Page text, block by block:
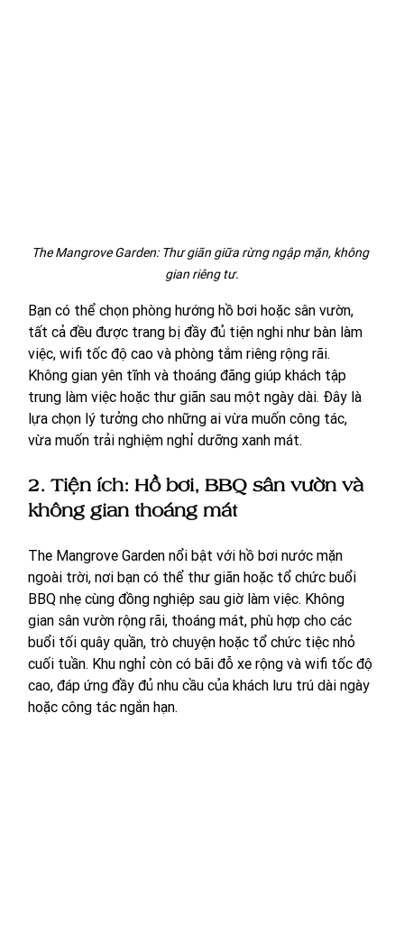
The Mangrove Garden: Thư giãn giữa rừng ngập mặn, không
gian riêng tư.
Bạn có thể chọn phòng hướng hồ bơi hoặc sân vườn,
tất cả đều được trang bị đầy đủ tiện nghi như bàn làm
việc, wifi tốc độ cao và phòng tắm riêng rộng rãi.
Không gian yên tĩnh và thoáng đãng giúp khách tập
trung làm việc hoặc thư giãn sau một ngày dài. Đây là
lựa chọn lý tưởng cho những ai vừa muốn công tác,
vừa muốn trải nghiệm nghỉ dưỡng xanh mát.
2. Tiện ích: Hồ bơi, BBQ sân vườn và
không gian thoáng mát
The Mangrove Garden nổi bật với hồ bơi nước mặn
ngoài trời, nơi bạn có thể thư giãn hoặc tổ chức buổi
BBQ nhẹ cùng đồng nghiệp sau giờ làm việc. Không
gian sân vườn rộng rãi, thoáng mát, phù hợp cho các
buổi tối quây quần, trò chuyện hoặc tổ chức tiệc nhỏ
cuối tuần. Khu nghỉ còn có bãi đỗ xe rộng và wifi tốc độ
cao, đáp ứng đầy đủ nhu cầu của khách lưu trú dài ngày
hoặc công tác ngắn hạn.